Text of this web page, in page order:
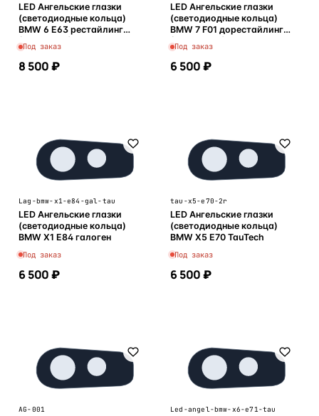
LED Ангельские глазки
(светодиодные кольца)
BMW 6 E63 рестайлинг
(2007-2011)
Под заказ
8 500 ₽
LED Ангельские глазки
(светодиодные кольца)
BMW 7 F01 дорестайлинг
(2006-2012)
Под заказ
6 500 ₽
Lag-bmw-x1-e84-gal-tau
LED Ангельские глазки
(светодиодные кольца)
BMW X1 E84 галоген
Под заказ
6 500 ₽
tau-x5-e70-2r
LED Ангельские глазки
(светодиодные кольца)
BMW X5 E70 TauTech
Под заказ
6 500 ₽
AG-001 Led-angel-bmw-x6-e71-tau